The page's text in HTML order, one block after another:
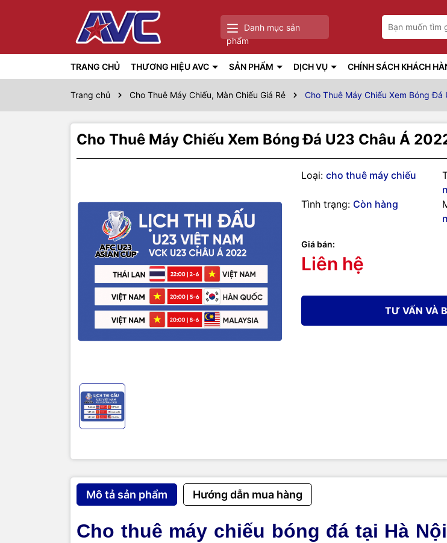
Danh mục sản
phẩm
TRANG CHỦ THƯƠNG HIỆU AVC SẢN PHẨM DỊCH VỤ CHÍNH SÁCH KHÁCH
Trang chủ Cho Thuê Máy Chiếu, Màn Chiếu Giá Rẻ Cho Thuê Máy Chiếu Xem Bóng
Cho Thuê Máy Chiếu Xem Bóng Đá U23 Châu Á
Loại: cho thuê máy chiếu
Tình trạng: Còn hàng
Giá bán:
Liên hệ
TƯ VẤN VÀ
Mô tả sản phẩm Hướng dẫn mua hàng
Cho thuê máy chiếu bóng đá tại Hà Nội
Thông số kỹ thuật